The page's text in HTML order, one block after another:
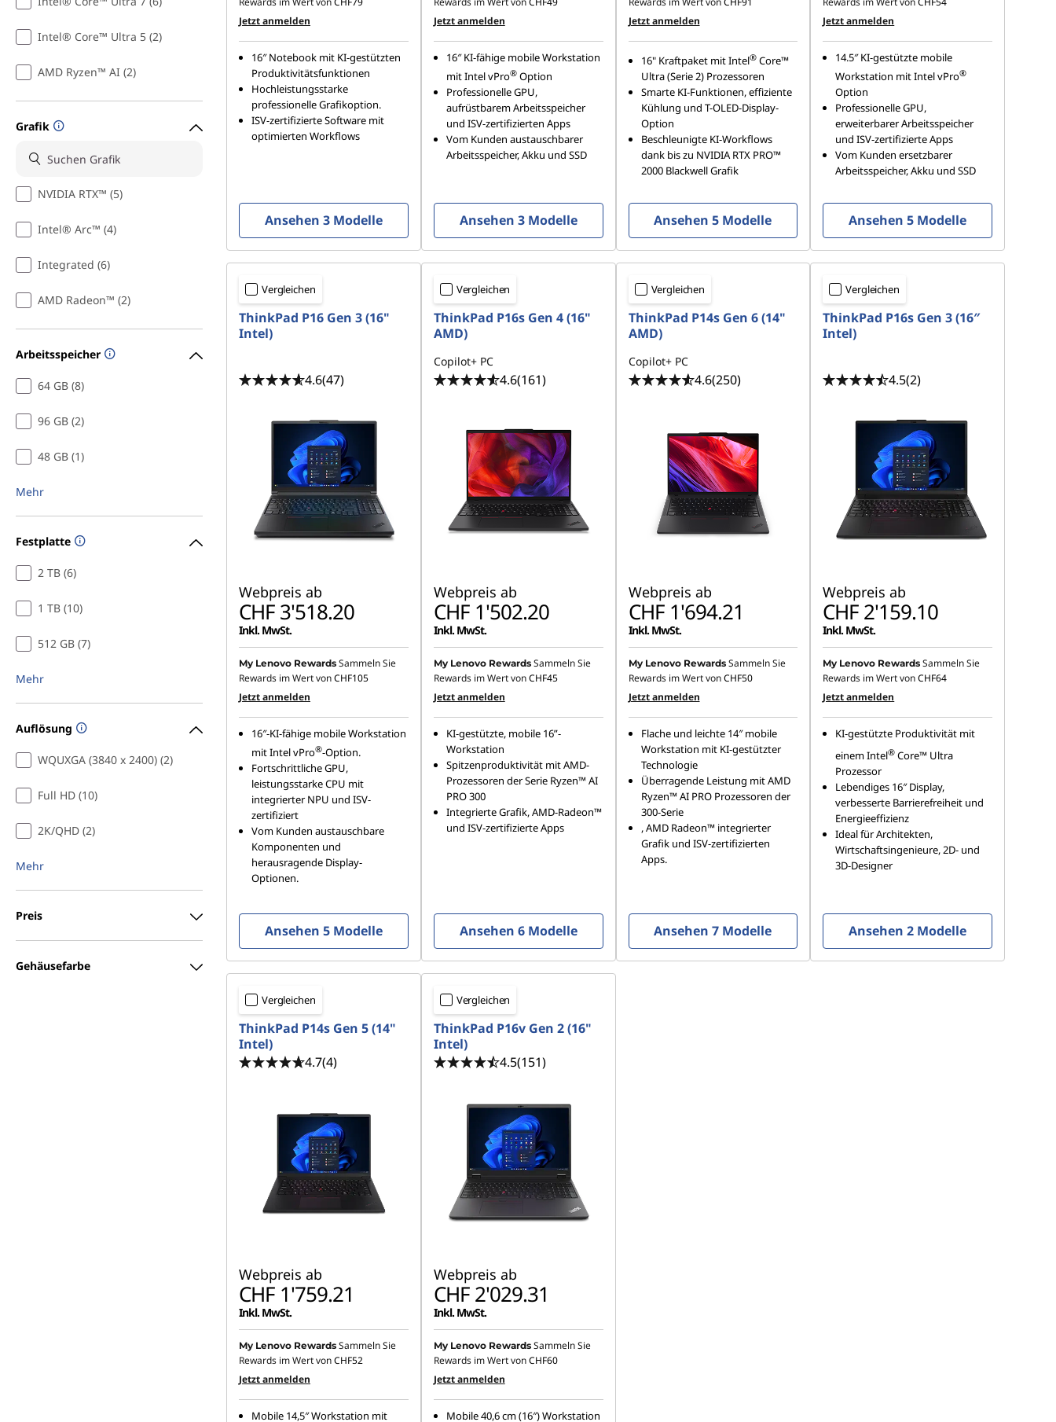
n
A
u
&
Intel® Core™ Ultra 5 (2)
AMD Ryzen™ AI (2)
Grafik
NVIDIA RTX™ (5)
Intel® Arc™ (4)
Integrated (6)
AMD Radeon™ (2)
Arbeitsspeicher
64 GB (8)
96 GB (2)
48 GB (1)
Mehr
Festplatte
2 TB (6)
1 TB (10)
512 GB (7)
Mehr
Auflösung
WQUXGA (3840 x 2400) (2)
Full HD (10)
2K/QHD (2)
Mehr
Preis
Gehäusefarbe
Jetzt anmelden
16″ Notebook mit KI-gestützten
Produktivitätsfunktionen
Hochleistungsstarke
professionelle Grafikoption.
ISV-zertifizierte Software mit
optimierten Workflows
Ansehen 3 Modelle
Jetzt anmelden
16″ KI-fähige mobile Workstation
mit Intel vPro®Option
Professionelle GPU,
aufrüstbarem Arbeitsspeicher
und ISV-zertifizierten Apps
Vom Kunden austauschbarer
Arbeitsspeicher, Akku und SSD
Ansehen 3 Modelle
Jetzt anmelden
16" Kraftpaket mit Intel®Core™
Ultra (Serie 2) Prozessoren
Smarte KI-Funktionen, effiziente
Kühlung und T-OLED-Display-
Option
Beschleunigte KI-Workflows
dank bis zu NVIDIA RTX PRO™
2000 Blackwell Grafik
Ansehen 5 Modelle
Jetzt anmelden
14.5″ KI-gestützte mobile
Workstation mit Intel vPro®
Option
Professionelle GPU,
erweiterbarer Arbeitsspeicher
und ISV-zertifizierte Apps
Vom Kunden ersetzbarer
Arbeitsspeicher, Akku und SSD
Ansehen 5 Modelle
Vergleichen
ThinkPad P16 Gen 3 (16"
Intel)
4.6(47)
Webpreis ab
CHF 3'518.20
Inkl. MwSt.
My Lenovo Rewards Sammeln Sie
Rewards im Wert vonCHF105
Jetzt anmelden
16″-KI-fähige mobile Workstation
mit Intel vPro®-Option.
Fortschrittliche GPU,
leistungsstarke CPU mit
integrierter NPU und ISV-
zertifiziert
Vom Kunden austauschbare
Komponenten und
herausragende Display-
Optionen.
Ansehen 5 Modelle
Vergleichen
ThinkPad P16s Gen 4 (16"
AMD)
Copilot+ PC
4.6(161)
Webpreis ab
CHF 1'502.20
Inkl. MwSt.
My Lenovo Rewards Sammeln Sie
Rewards im Wert vonCHF45
Jetzt anmelden
KI-gestützte, mobile 16”-
Workstation
Spitzenproduktivität mit AMD-
Prozessoren der Serie Ryzen™ AI
PRO 300
Integrierte Grafik, AMD-Radeon™
und ISV-zertifizierte Apps
Ansehen 6 Modelle
Vergleichen
ThinkPad P14s Gen 6 (14"
AMD)
Copilot+ PC
4.6(250)
Webpreis ab
CHF 1'694.21
Inkl. MwSt.
My Lenovo Rewards Sammeln Sie
Rewards im Wert vonCHF50
Jetzt anmelden
Flache und leichte 14″ mobile
Workstation mit KI-gestützter
Technologie
Überragende Leistung mit AMD
Ryzen™ AI PRO Prozessoren der
300-Serie
, AMD Radeon™ integrierter
Grafik und ISV-zertifizierten
Apps.
Ansehen 7 Modelle
Vergleichen
ThinkPad P16s Gen 3 (16″
Intel)
4.5(2)
Webpreis ab
CHF 2'159.10
Inkl. MwSt.
My Lenovo Rewards Sammeln Sie
Rewards im Wert vonCHF64
Jetzt anmelden
KI-gestützte Produktivität mit
einem Intel® Core™ Ultra
Prozessor
Lebendiges 16″ Display,
verbesserte Barrierefreiheit und
Energieeffizienz
Ideal für Architekten,
Wirtschaftsingenieure, 2D- und
3D-Designer
Ansehen 2 Modelle
Vergleichen
ThinkPad P14s Gen 5 (14"
Intel)
4.7(4)
Webpreis ab
CHF 1'759.21
Inkl. MwSt.
My Lenovo Rewards Sammeln Sie
Rewards im Wert vonCHF52
Jetzt anmelden
Mobile 14,5″ Workstation mit
Vergleichen
ThinkPad P16v Gen 2 (16"
Intel)
4.5(151)
Webpreis ab
CHF 2'029.31
Inkl. MwSt.
My Lenovo Rewards Sammeln Sie
Rewards im Wert vonCHF60
Jetzt anmelden
Mobile 40,6 cm (16″) Workstation